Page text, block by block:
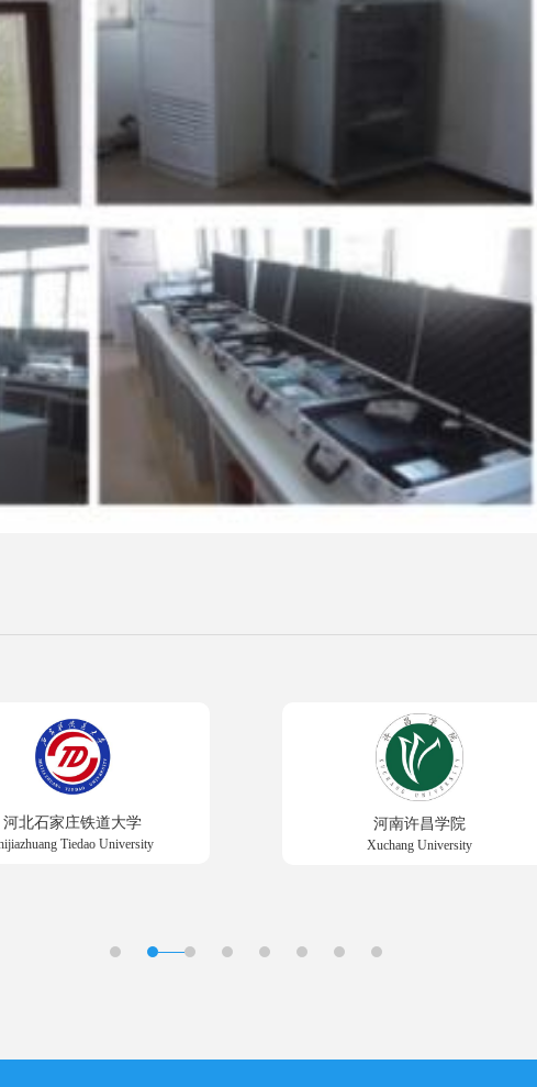
河北石家庄铁道大学
Tiedao University
河南许昌学院
Xuchang University